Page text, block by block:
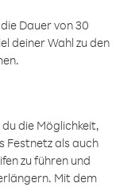
Dauer von 30
deiner Wahl zu den
die Möglichkeit,
Festnetz als auch
zu führen und
Mit dem